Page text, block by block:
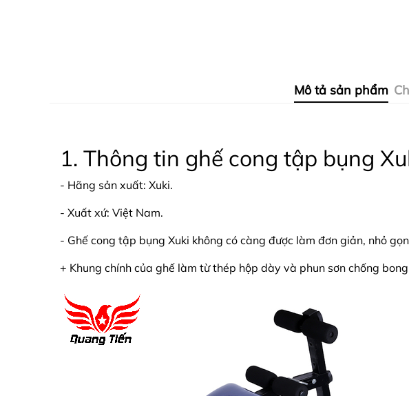
Mô tả sản phẩm
1. Thông tin ghế cong tập bụng
- Hãng sản xuất: Xuki.
- Xuất xứ: Việt Nam.
- Ghế cong tập bụng Xuki không có càng được làm đơn giản, nhỏ
+ Khung chính của ghế làm từ thép hộp dày và phun sơn chống